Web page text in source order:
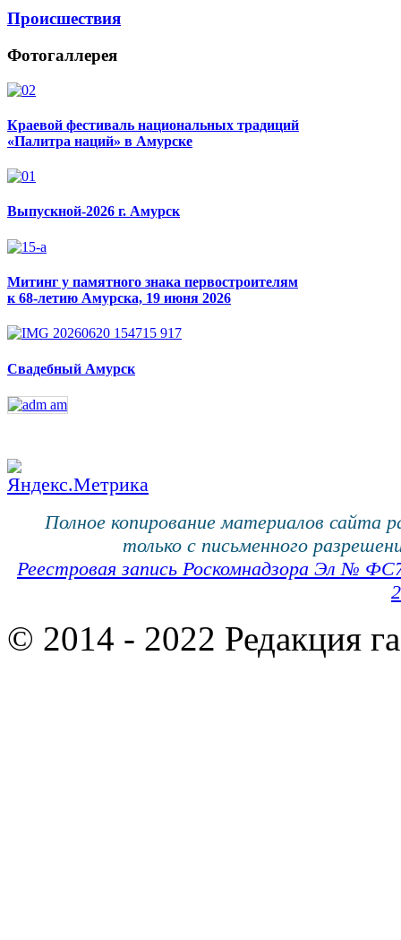
Происшествия
Фотогаллерея
Краевой фестиваль национальных традиций
«Палитра наций» в Амурске
Выпускной-2026 г. Амурск
Митинг у памятного знака первостроителям
к 68-летию Амурска, 19 июня 2026
Свадебный Амурск
Полное копирование материалов сайта
только с письменного
Реестровая запись Роскомнадзора Эл №
© 2014 - 2022 Редакция